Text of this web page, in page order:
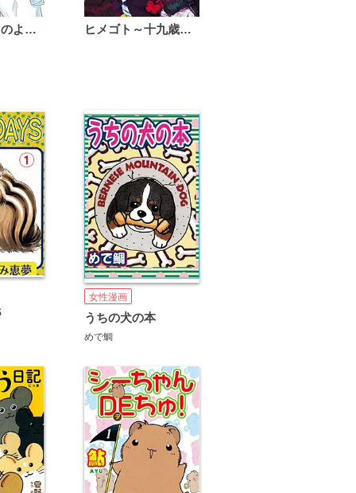
恋は雨上がりのように ヒメゴト～十九歳の制服～
女性漫画
うちの犬の本
めで鯛